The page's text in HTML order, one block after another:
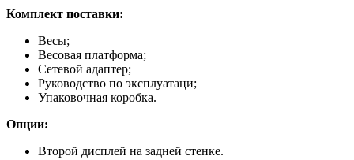
Комплект поставки:
Весы;
Весовая платформа;
Сетевой адаптер;
Руководство по эксплуатаци;
Упаковочная коробка.
Опции:
Второй дисплей на задней стенке.